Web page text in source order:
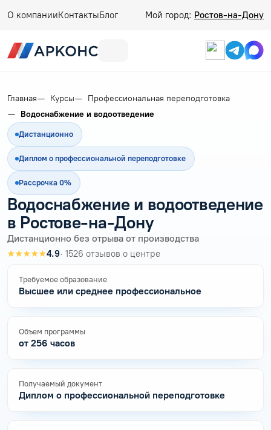
О компанииКонтактыБлог Мой город: Ростов-на-Дону
Главная Курсы
Профессиональная переподготовка
Водоснабжение и водоотведение
Дистанционно
Диплом о профессиональной переподготовке
Рассрочка 0%
Водоснабжение и водоотведение
в Ростове-на-Дону
Дистанционно без отрыва от производства
★★★★★4.9· 1526 отзывов о центре
Требуемое образование
Высшее или среднее профессиональное
Объем программы
от 256 часов
Получаемый документ
Диплом о профессиональной переподготовке